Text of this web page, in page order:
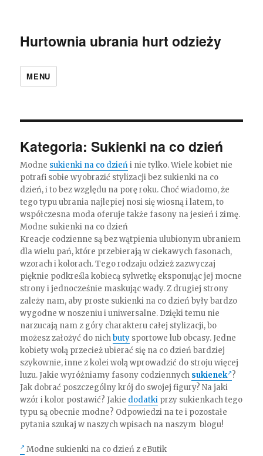
Hurtownia ubrania hurt odzieży
MENU
Kategoria:Sukienki na co dzień
Modne sukienki na co dzieńi nie tylko. Wiele kobiet nie
potrafi sobie wyobrazić stylizacji bez sukienki na co
dzień, i to bez względu na porę roku. Choć wiadomo, że
tego typu ubrania najlepiej nosi się wiosną i latem, to
współczesna moda oferuje także fasony na jesień i zimę.
Modne sukienki na co dzień
Kreacje codzienne są bez wątpienia ulubionym ubraniem
dla wielu pań, które przebierają w ciekawych fasonach,
wzorach i kolorach. Tego rodzaju odzież zazwyczaj
pięknie podkreśla kobiecą sylwetkę eksponując jej mocne
strony i jednocześnie maskując wady. Z drugiej strony
zależy nam, aby proste sukienki na co dzień były bardzo
wygodne w noszeniu i uniwersalne. Dzięki temu nie
narzucają nam z góry charakteru całej stylizacji, bo
możesz założyć do nichbuty sportowe lub obcasy. Jedne
kobiety wolą przecież ubierać się na co dzień bardziej
szykownie, inne z kolei wolą wprowadzić do stroju więcej
luzu. Jakie wyróżniamy fasony codziennych sukienek ?
Jak dobrać poszczególny krój do swojej figury? Na jaki
wzór i kolor postawić? Jakie dodatki przy sukienkach tego
typu są obecnie modne? Odpowiedzi na te i pozostałe
pytania szukaj w naszych wpisach na naszym blogu!
Modne sukienki na co dzień z eButik